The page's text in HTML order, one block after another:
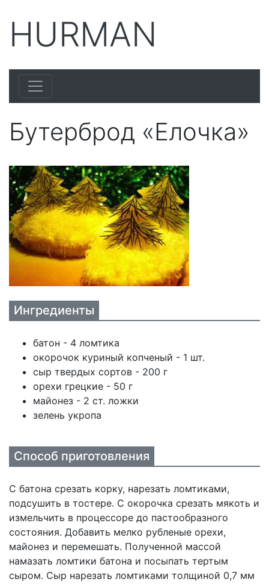
HURMAN
Бутерброд «Елочка»
Ингредиенты
батон - 4 ломтика
окорочок куриный копченый - 1 шт.
сыр твердых сортов - 200 г
орехи грецкие - 50 г
майонез - 2 ст. ложки
зелень укропа
Способ приготовления
С батона срезать корку, нарезать ломтиками,
подсушить в тостере. С окорочка срезать мякоть и
измельчить в процессоре до пастообразного
состояния. Добавить мелко рубленые орехи,
майонез и перемешать. Полученной массой
намазать ломтики батона и посыпать тертым
сыром. Сыр нарезать ломтиками толщиной 0,7 мм